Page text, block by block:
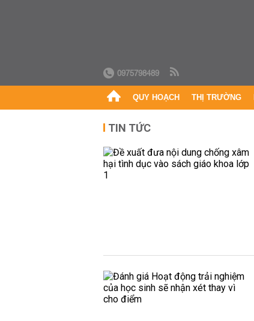
0975798489
QUY HOẠCH THỊ TRƯỜNG
TIN TỨC